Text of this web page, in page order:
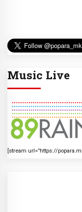
Music Live
[stream url=”https://